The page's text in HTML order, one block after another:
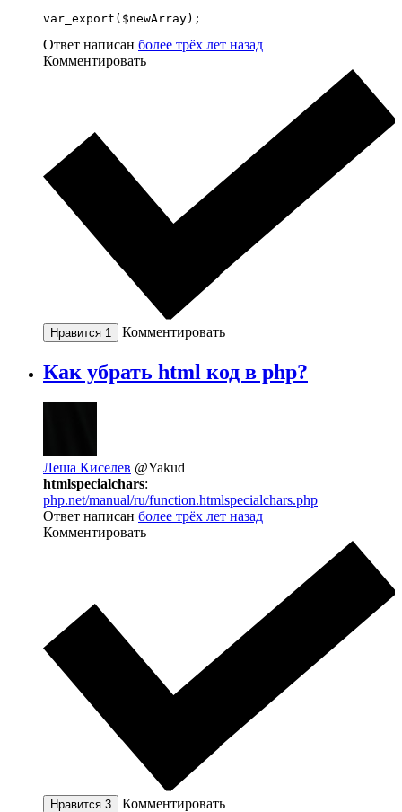
var_export($newArray);
Ответ написан более трёх лет назад
Комментировать
Нравится 1 Комментировать
Как убрать html код в php?
Леша Киселев @Yakud
htmlspecialchars:
php.net/manual/ru/function.htmlspecialchars.php
Ответ написан более трёх лет назад
Комментировать
Нравится 3 Комментировать